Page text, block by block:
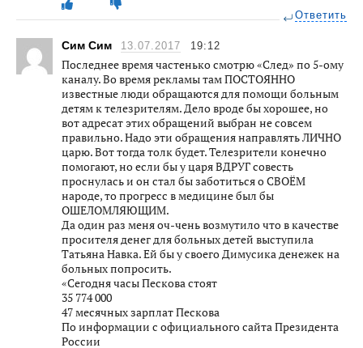
Ответить
Сим Сим 13.07.2017 19:12
Последнее время частенько смотрю «След» по 5-ому
каналу. Во время рекламы там ПОСТОЯННО
известные люди обращаются для помощи больным
детям к телезрителям. Дело вроде бы хорошее, но
вот адресат этих обращений выбран не совсем
правильно. Надо эти обращения направлять ЛИЧНО
царю. Вот тогда толк будет. Телезрители конечно
помогают, но если бы у царя ВДРУГ совесть
проснулась и он стал бы заботиться о СВОЁМ
народе, то прогресс в медицине был бы
ОШЕЛОМЛЯЮЩИМ.
Да один раз меня оч-чень возмутило что в качестве
просителя денег для больных детей выступила
Татьяна Навка. Ей бы у своего Димусика денежек на
больных попросить.
«Сегодня часы Пескова стоят
35 774 000
47 месячных зарплат Пескова
По информации c официального сайта Президента
России